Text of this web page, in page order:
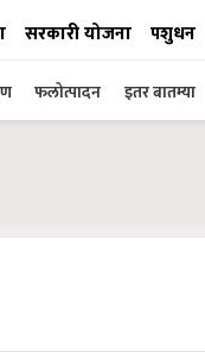
सरकारी योजना पशुधन
फलोत्पादन इतर बातम्या